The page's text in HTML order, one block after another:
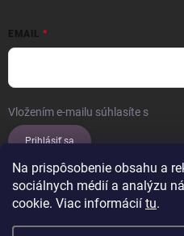
Na prispôsobenie obsahu a
sociálnych médií a analýzu
cookie. Viac informácií tu.
EMAIL
Vložením e-mailu súhlasíte s
Prihlásiť sa